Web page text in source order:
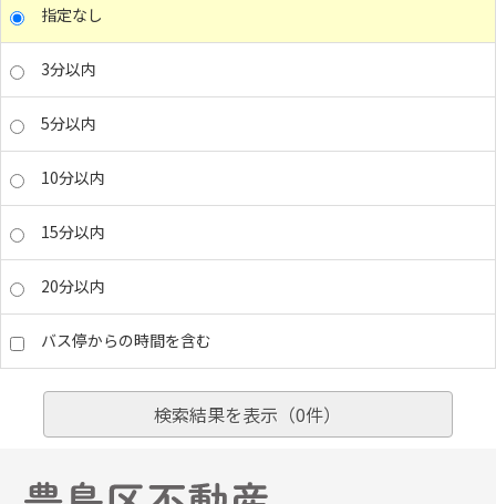
指定なし
3分以内
5分以内
10分以内
15分以内
20分以内
バス停からの時間を含む
検索結果を表示（0件）